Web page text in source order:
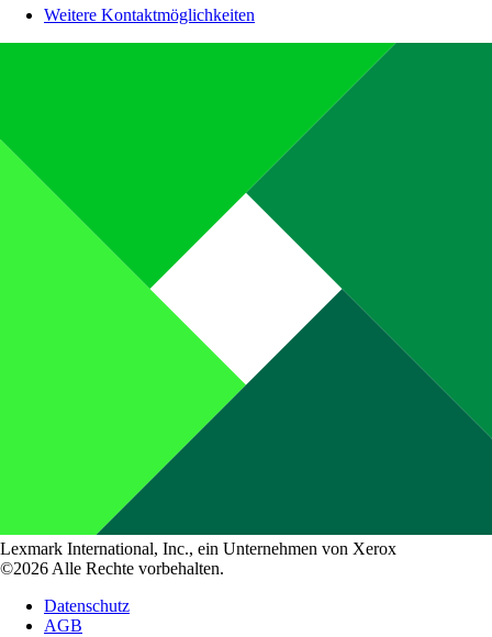
Weitere Kontaktmöglichkeiten
Lexmark International, Inc., ein Unternehmen von Xerox
©2026 Alle Rechte vorbehalten.
Datenschutz
AGB